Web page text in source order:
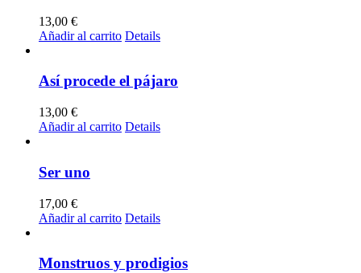
13,00 €
Añadir al carrito Details
Así procede el pájaro
13,00 €
Añadir al carrito Details
Ser uno
17,00 €
Añadir al carrito Details
Monstruos y prodigios